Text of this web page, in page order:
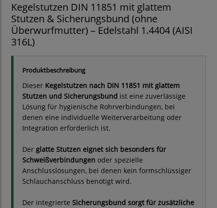
Kegelstutzen DIN 11851 mit glattem
Stutzen & Sicherungsbund (ohne
Überwurfmutter) – Edelstahl 1.4404 (AISI
316L)
Produktbeschreibung
Dieser Kegelstutzen nach DIN 11851 mit glattem
Stutzen und Sicherungsbund ist eine zuverlässige
Lösung für hygienische Rohrverbindungen, bei
denen eine individuelle Weiterverarbeitung oder
Integration erforderlich ist.
Der glatte Stutzen eignet sich besonders für
Schweißverbindungen oder spezielle
Anschlusslösungen, bei denen kein formschlüssiger
Schlauchanschluss benötigt wird.
Der integrierte Sicherungsbund sorgt für zusätzliche